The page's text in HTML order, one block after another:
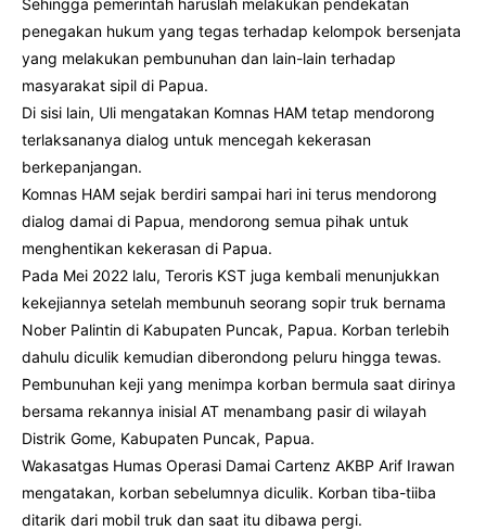
Sehingga pemerintah haruslah melakukan pendekatan
penegakan hukum yang tegas terhadap kelompok bersenjata
yang melakukan pembunuhan dan lain-lain terhadap
masyarakat sipil di Papua.
Di sisi lain, Uli mengatakan Komnas HAM tetap mendorong
terlaksananya dialog untuk mencegah kekerasan
berkepanjangan.
Komnas HAM sejak berdiri sampai hari ini terus mendorong
dialog damai di Papua, mendorong semua pihak untuk
menghentikan kekerasan di Papua.
Pada Mei 2022 lalu, Teroris KST juga kembali menunjukkan
kekejiannya setelah membunuh seorang sopir truk bernama
Nober Palintin di Kabupaten Puncak, Papua. Korban terlebih
dahulu diculik kemudian diberondong peluru hingga tewas.
Pembunuhan keji yang menimpa korban bermula saat dirinya
bersama rekannya inisial AT menambang pasir di wilayah
Distrik Gome, Kabupaten Puncak, Papua.
Wakasatgas Humas Operasi Damai Cartenz AKBP Arif Irawan
mengatakan, korban sebelumnya diculik. Korban tiba-tiiba
ditarik dari mobil truk dan saat itu dibawa pergi.